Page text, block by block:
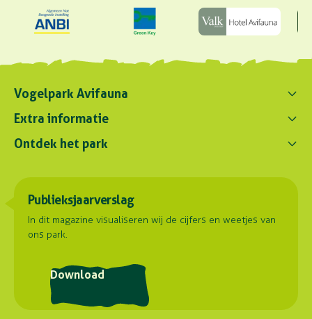
Vogelpark Avifauna
Contact ons
0172 - 256 256
contact@avifauna.nl
Parkadres
Hoorn 59
2404 HG Alphen aan den Rijn
Routebeschrijving
Postadres
Stuyvesantlaan 23
2404 XN Alphen aan den Rijn
Extra informatie
Parkregelement
Duurzaamheid
Samenwerkingen
Contact
Ontdek het park
Onze dieren
Plattegrond
Publieksjaarverslag
In dit magazine visualiseren wij de cijfers en weetjes van
ons park.
Download